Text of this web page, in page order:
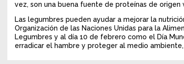
vez, son una buena fuente de proteínas de origen
Las legumbres pueden ayudar a mejorar la
Organización de las Naciones Unidas para la
Legumbres y al día 10 de febrero como el Día
erradicar el hambre y proteger al medio